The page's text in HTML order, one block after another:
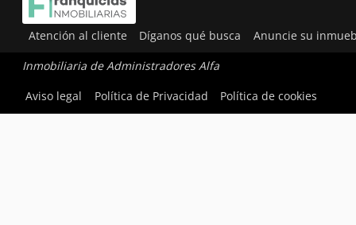
Atención al cliente Díganos qué busca Anuncie su
Inmobiliaria de Administradores Alfa
Aviso legal
Política de Privacidad Política de cookies